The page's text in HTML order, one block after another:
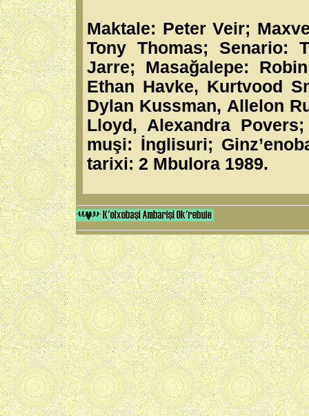
Maktale: Peter Veir;
Tony Thomas; Senario:
Jarre; Masağalepe:
Ethan Havke, Kurtvood
Dylan Kussman, Allelon
Lloyd, Alexandra
muşi: İnglisuri;
tarixi: 2 Mbulora 1989.